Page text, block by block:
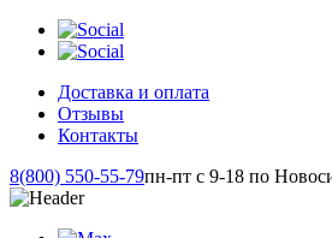
Доставка и оплата
Отзывы
Контакты
8(800) 550-55-79пн-пт с 9-18 по